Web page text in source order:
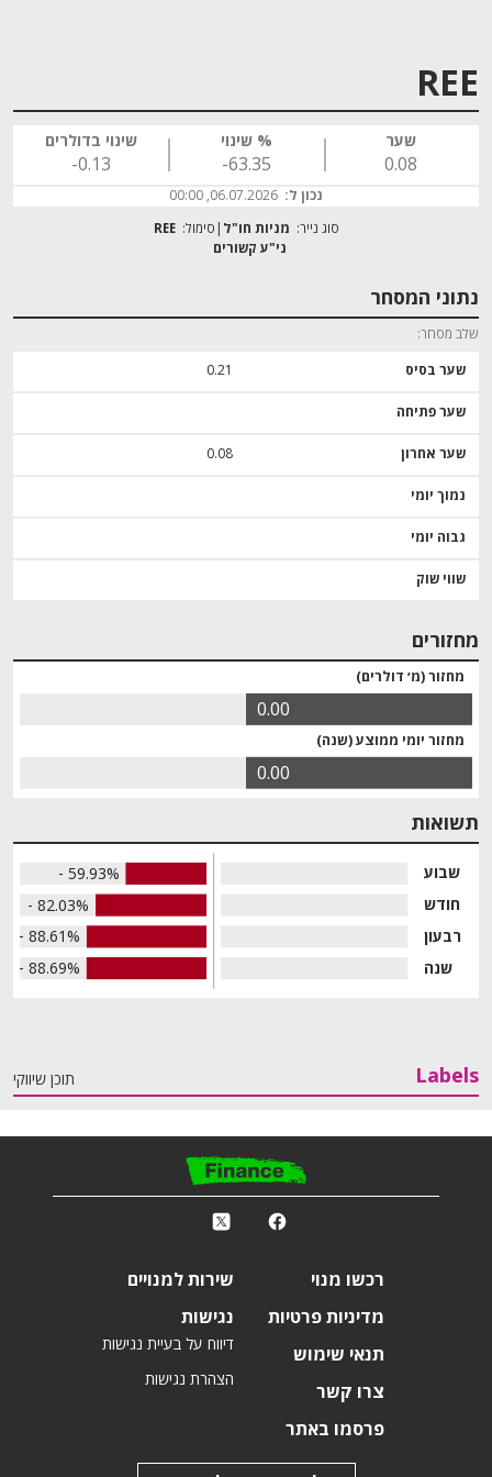
REE
שער
0.08
% שינוי
‎-63.35
שינוי בדולרים
‎-0.13
נכון ל: 06.07.2026, 00:00
סוג נייר: מניות חו"ל סימול: REE
נתוני המסחר
שלב מסחר
שער בסיס 0.21
שער פתיחה
שער אחרון 0.08
נמוך יומי
גבוה יומי
שווי שוק
מחזורים
0.00
0.00
מחזור יומי ממוצע (שנה)
מחזור (מ׳ דולרים)
תשואות
- 59.93%
- 82.03%
- 88.61%
- 88.69% שנה
רבעון
חודש
שבוע
Labels תוכן שיווקי
רכשו מנוי
מדיניות פרטיות
תנאי שימוש
צרו קשר
פרסמו באתר
שירות למנויים
נגישות
דיווח על בעיית נגישות
הצהרת נגישות